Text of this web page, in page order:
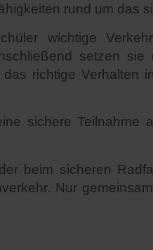
rund um das
wichtige
setzen
richtige Verhalten
sichere Teilnahme
beim sicheren
Nur